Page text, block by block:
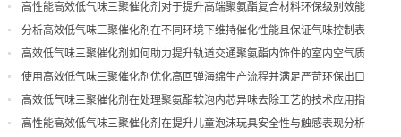
高性能高效低气味三聚催化剂对于提升高端聚氨酯复合材料环保级别效能
分析高效低气味三聚催化剂在不同环境下维持催化性能且保证气味控制表
现
高效低气味三聚催化剂如何助力提升轨道交通聚氨酯内饰件的室内空气质
量
使用高效低气味三聚催化剂优化高回弹海绵生产流程并满足严苛环保出口
高效低气味三聚催化剂在处理聚氨酯软泡内芯异味去除工艺的技术应用指
导
高性能高效低气味三聚催化剂在提升儿童泡沫玩具安全性与触感表现分析